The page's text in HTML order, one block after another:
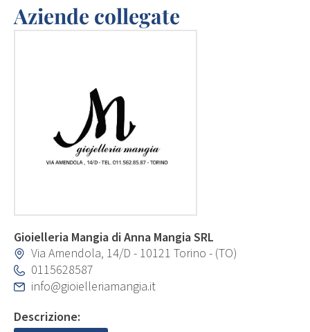
Aziende collegate
Gioielleria Mangia di Anna Mangia SRL
Via Amendola, 14/D - 10121 Torino - (TO)
0115628587
info@gioielleriamangia.it
Descrizione: